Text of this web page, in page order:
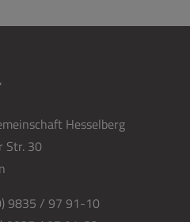
Hesselberg
Str. 30
9835 / 97 91-10